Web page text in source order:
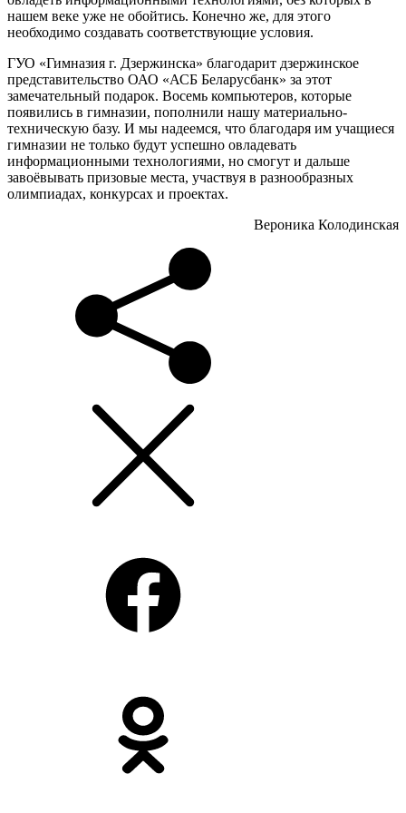
нашем веке уже не обойтись. Конечно же, для этого
необходимо создавать соответствующие условия.
ГУО «Гимназия г. Дзержинска» благодарит дзержинское
представительство ОАО «АСБ Беларусбанк» за этот
замечательный подарок. Восемь компьютеров, которые
появились в гимназии, пополнили нашу материально-
техническую базу. И мы надеемся, что благодаря им учащиеся
гимназии не только будут успешно овладевать
информационными технологиями, но смогут и дальше
завоёвывать призовые места, участвуя в разнообразных
олимпиадах, конкурсах и проектах.
Вероника Колодинская